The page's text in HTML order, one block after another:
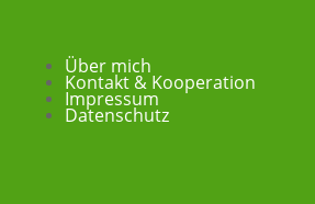
Über mich
Kontakt & Kooperation
Impressum
Datenschutz